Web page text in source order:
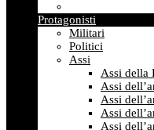
Protagonisti
Militari
Politici
Assi
Assi della
Assi
Assi
Assi
Assi